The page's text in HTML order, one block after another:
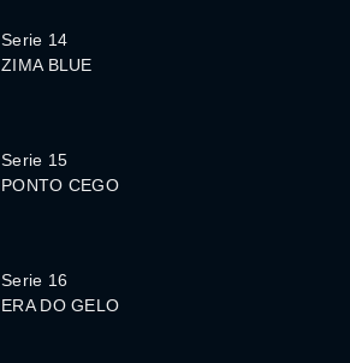
Serie 14
ZIMA BLUE
Serie 15
PONTO CEGO
Serie 16
ERA DO GELO